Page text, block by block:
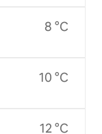
8 °C
10 °C
12 °C